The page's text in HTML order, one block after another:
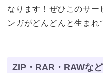
なります！ぜひこのサ
ンガがどんどんと生ま
ZIP・RAR・RAWな